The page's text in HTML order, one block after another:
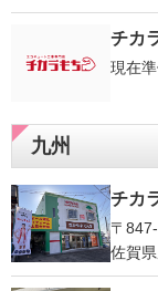
チカ
現在
九州
チカ
〒
佐賀